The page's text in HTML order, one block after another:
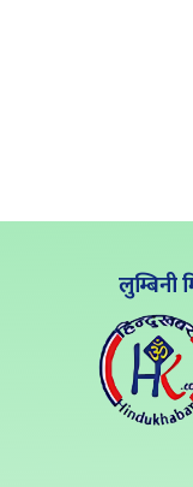
लुम्बिनी